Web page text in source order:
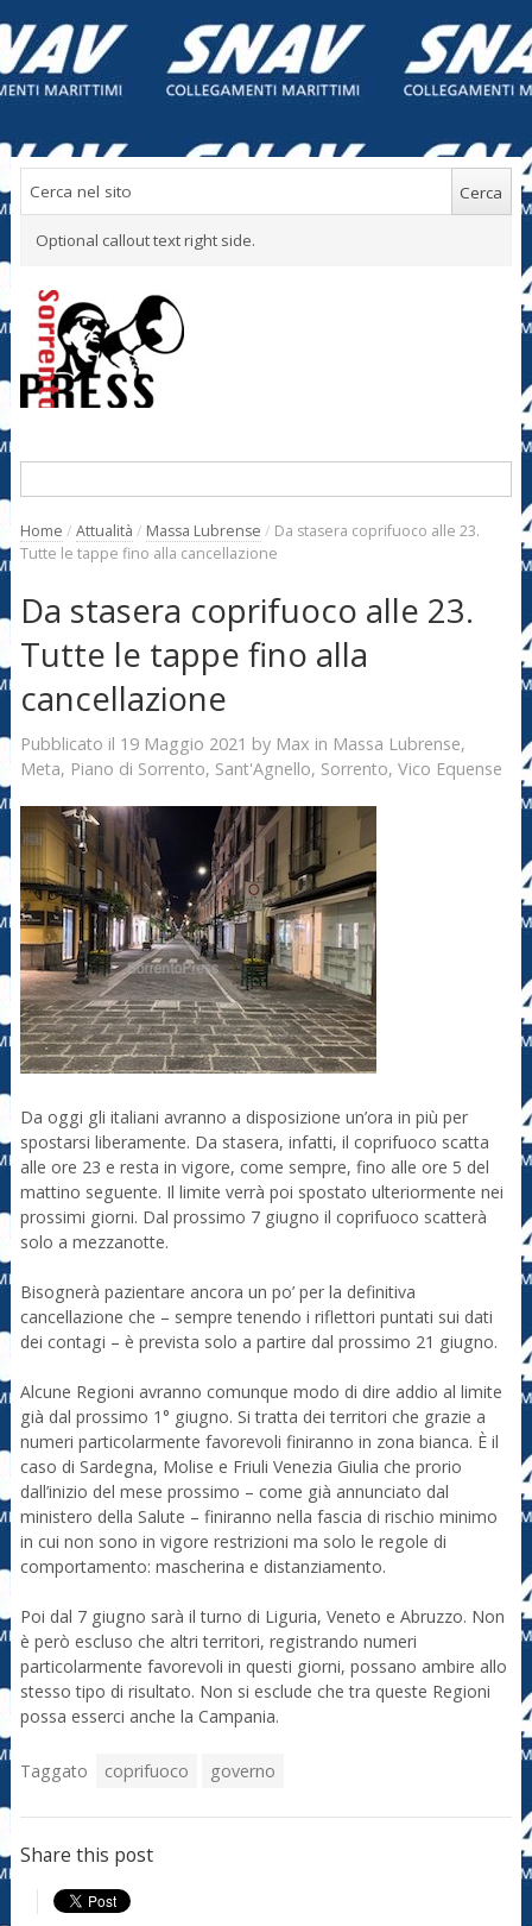
Optional callout text right side.
Home / Attualità / Massa Lubrense / Da stasera coprifuoco alle 23.
Tutte le tappe fino alla cancellazione
Da stasera coprifuoco alle 23.
Tutte le tappe fino alla
cancellazione
Pubblicato il 19 Maggio 2021 by Max in Massa Lubrense,
Meta, Piano di Sorrento, Sant'Agnello, Sorrento, Vico Equense
Da oggi gli italiani avranno a disposizione un’ora in più per
spostarsi liberamente. Da stasera, infatti, il coprifuoco scatta
alle ore 23 e resta in vigore, come sempre, fino alle ore 5 del
mattino seguente. Il limite verrà poi spostato ulteriormente nei
prossimi giorni. Dal prossimo 7 giugno il coprifuoco scatterà
solo a mezzanotte.
Bisognerà pazientare ancora un po’ per la definitiva
cancellazione che – sempre tenendo i riflettori puntati sui dati
dei contagi – è prevista solo a partire dal prossimo 21 giugno.
Alcune Regioni avranno comunque modo di dire addio al limite
già dal prossimo 1° giugno. Si tratta dei territori che grazie a
numeri particolarmente favorevoli finiranno in zona bianca. È il
caso di Sardegna, Molise e Friuli Venezia Giulia che prorio
dall’inizio del mese prossimo – come già annunciato dal
ministero della Salute – finiranno nella fascia di rischio minimo
in cui non sono in vigore restrizioni ma solo le regole di
comportamento: mascherina e distanziamento.
Poi dal 7 giugno sarà il turno di Liguria, Veneto e Abruzzo. Non
è però escluso che altri territori, registrando numeri
particolarmente favorevoli in questi giorni, possano ambire allo
stesso tipo di risultato. Non si esclude che tra queste Regioni
possa esserci anche la Campania.
Taggato coprifuoco governo
Share this post